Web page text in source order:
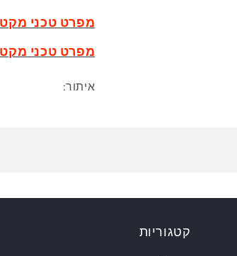
מפרט טכני מקט :
מפרט טכני מקט :
איתור:
קטגוריות